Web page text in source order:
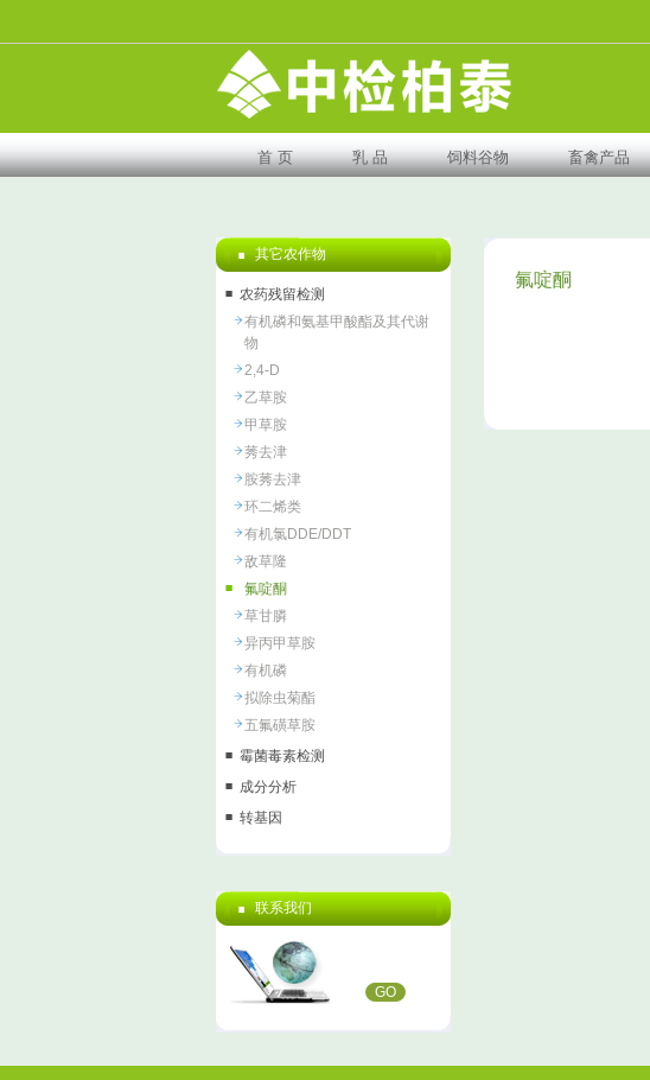
首 页 乳 品 饲料谷物 畜禽产品
其它农作物
农药残留检测
有机磷和氨基甲酸酯及其代谢
物
2,4-D
乙草胺
甲草胺
莠去津
胺莠去津
环二烯类
有机氯DDE/DDT
敌草隆
氟啶酮
草甘膦
异丙甲草胺
有机磷
拟除虫菊酯
五氟磺草胺
霉菌毒素检测
成分分析
转基因
联系我们
GO
氟啶酮